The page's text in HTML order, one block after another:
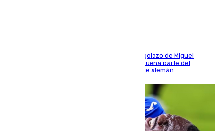
El conjunto de Luis García se adelantó con un golazo de Miguel
Sierra y ofreció buenas sensaciones durante buena parte del
encuentro, pero acabó cediendo ante el empuje alemán